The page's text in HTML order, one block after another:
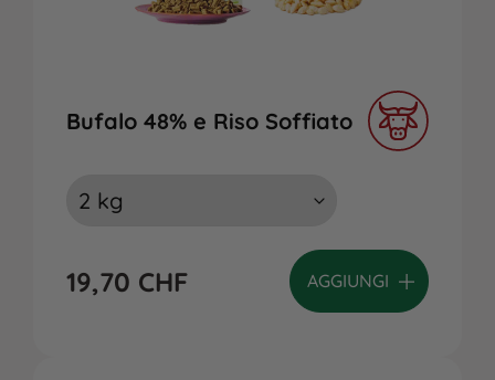
Bufalo 48% e Riso Soffiato
19,70 CHF AGGIUNGI